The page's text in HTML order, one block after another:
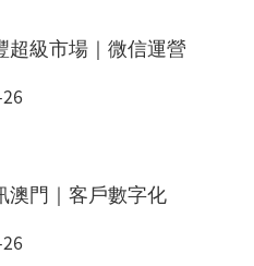
超級市場｜微信運營
澳門｜客戶數字化